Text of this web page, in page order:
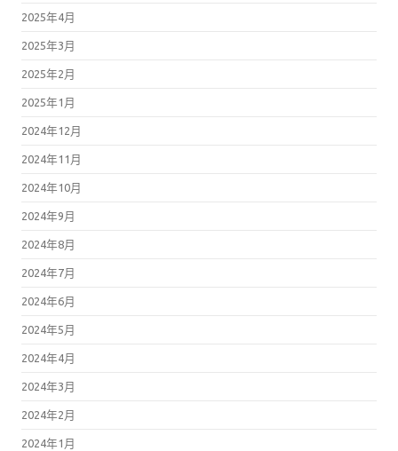
2025年4月
2025年3月
2025年2月
2025年1月
2024年12月
2024年11月
2024年10月
2024年9月
2024年8月
2024年7月
2024年6月
2024年5月
2024年4月
2024年3月
2024年2月
2024年1月